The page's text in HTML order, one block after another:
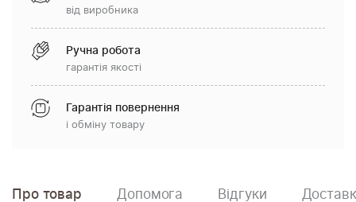
від виробника
Ручна робота
гарантія якості
Гарантія повернення
і обміну товару
Про товар Допомога Відгуки